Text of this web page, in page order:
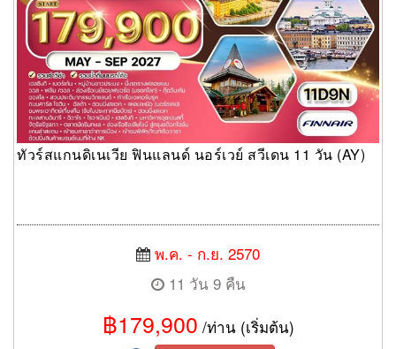
ทัวร์สแกนดิเนเวีย ฟินแลนด์ นอร์เวย์ สวีเดน 11 วัน (AY)
พ.ค. - ก.ย. 2570
11 วัน 9 คืน
฿179,900 /ท่าน (เริ่มต้น)